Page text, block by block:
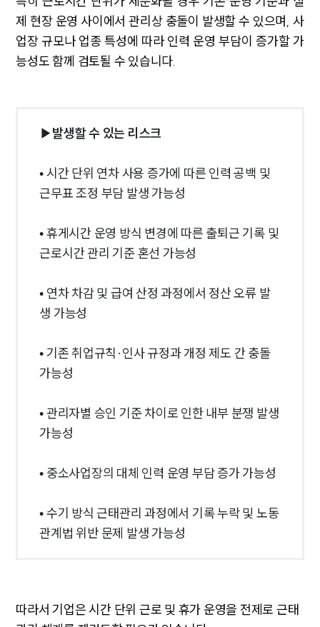
대륜소개
대륜소개
대륜의 강점
고객의 소리
업무사례
기업 인사이트
사례분석/최신동향
법률정보(법인)
법률지식인
고객후기
업무그룹/센터
구성원 소개
제 현장 운영 사이에서 관리상 충돌이 발생할 수 있으며, 사
업장 규모나 업종 특성에 따라 인력 운영 부담이 증가할 가
능성도 함께 검토될 수 있습니다.
▶발생할 수 있는 리스크
• 시간 단위 연차 사용 증가에 따른 인력 공백 및
근무표 조정 부담 발생 가능성
• 휴게시간 운영 방식 변경에 따른 출퇴근 기록 및
근로시간 관리 기준 혼선 가능성
• 연차 차감 및 급여 산정 과정에서 정산 오류 발
생 가능성
• 기존 취업규칙·인사 규정과 개정 제도 간 충돌
가능성
• 관리자별 승인 기준 차이로 인한 내부 분쟁 발생
가능성
• 중소사업장의 대체 인력 운영 부담 증가 가능성
• 수기 방식 근태관리 과정에서 기록 누락 및 노동
관계법 위반 문제 발생 가능성
따라서 기업은 시간 단위 근로 및 휴가 운영을 전제로 근태